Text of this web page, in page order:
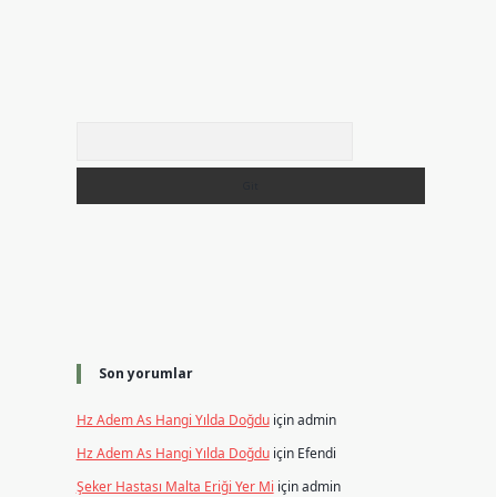
Son yorumlar
Hz Adem As Hangi Yılda Doğduiçinadmin
Hz Adem As Hangi Yılda Doğduiçin Efendi
Şeker Hastası Malta Eriği Yer Mi içinadmin